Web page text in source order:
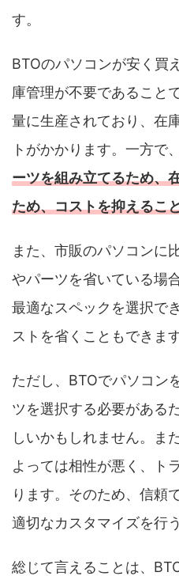
す。
BTOのパソコンが安く買
庫管理が不要であること
量に生産されており、在
トがかかります。一方で、
ーツを組み立てるため、
ため、コストを抑えるこ
また、市販のパソコンに
やパーツを省いている場
最適なスペックを選択で
ストを省くこともできます
ただし、BTOでパソコン
ツを選択する必要がある
しいかもしれません。ま
よっては相性が悪く、ト
ります。そのため、信頼
適切なカスタマイズを行
総じて言えることは、